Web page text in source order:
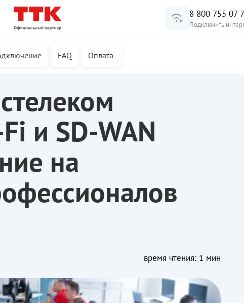
8 800 755 07
Подключить
FAQ Оплата
и SD-WAN
на
время чтения: 1 мин